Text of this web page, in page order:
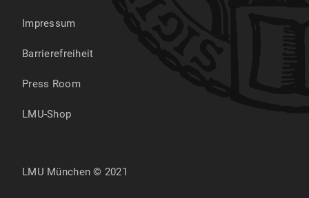
Impressum
Barrierefreiheit
Press Room
LMU-Shop
LMU München © 2021